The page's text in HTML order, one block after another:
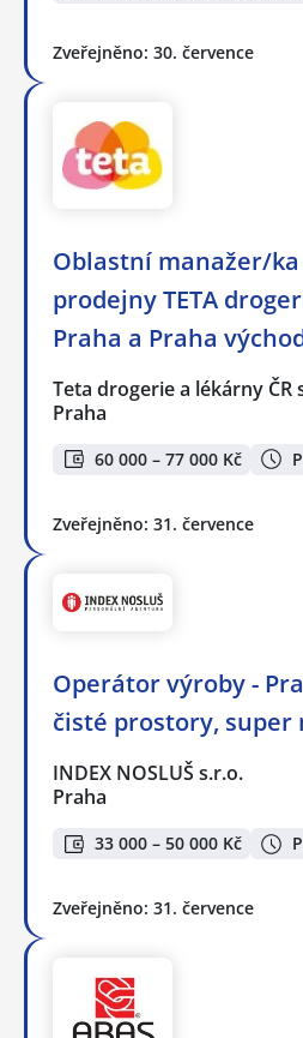
Zveřejněno: 30. července
Oblastní manažer/ka
prodejny TETA
Praha a Praha
Teta drogerie a lékárny ČR
Praha
60 000 – 77 000 Kč
Zveřejněno: 31. července
Operátor výroby -
čisté prostory, super
INDEX NOSLUŠ s.r.o.
Praha
33 000 – 50 000 Kč
Zveřejněno: 31. července